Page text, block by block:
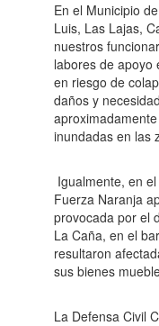
En el Municipio
Luis, Las Lajas,
nuestros
labores de apoyo
en riesgo de
daños y
inundadas en las
Igualmente, en
Fuerza Naranja
provocada por el
La Caña, en el
resultaron
sus bienes
La Defensa Civil